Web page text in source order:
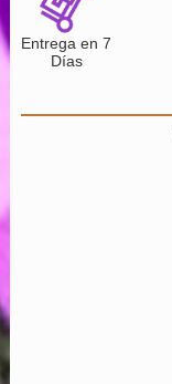
Entrega en 7
Días